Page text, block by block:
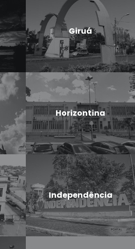
Giruá
Horizontina
Independência